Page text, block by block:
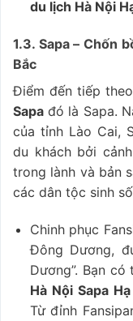
du lịch Hà Nội
1.3. Sapa – Chốn
Bắc
Điểm đến tiếp
Sapa đó là Sapa.
của tỉnh Lào Cai,
du khách bởi
trong lành và bản
các dân tộc sinh
Chinh phục
Đông Dương,
Dương”. Bạn
Hà Nội Sapa
Từ đỉnh